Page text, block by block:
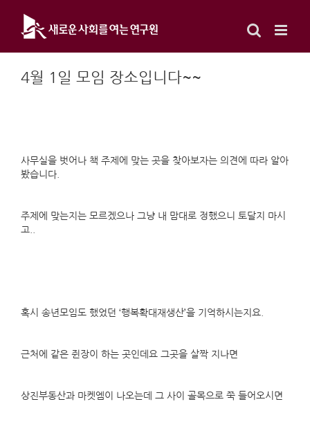
content
4월 1일 모임 장소입니다~~
사무실을 벗어나 책 주제에 맞는 곳을 찾아보자는 의견에 따라 알아
봤습니다.
주제에 맞는지는 모르겠으나 그냥 내 맘대로 정했으니 토달지 마시
고..
혹시 송년모임도 했었던 ‘행복확대재생산’을 기억하시는지요.
근처에 같은 쥔장이 하는 곳인데요 그곳을 살짝 지나면
상진부동산과 마켓엠이 나오는데 그 사이 골목으로 쭉 들어오시면